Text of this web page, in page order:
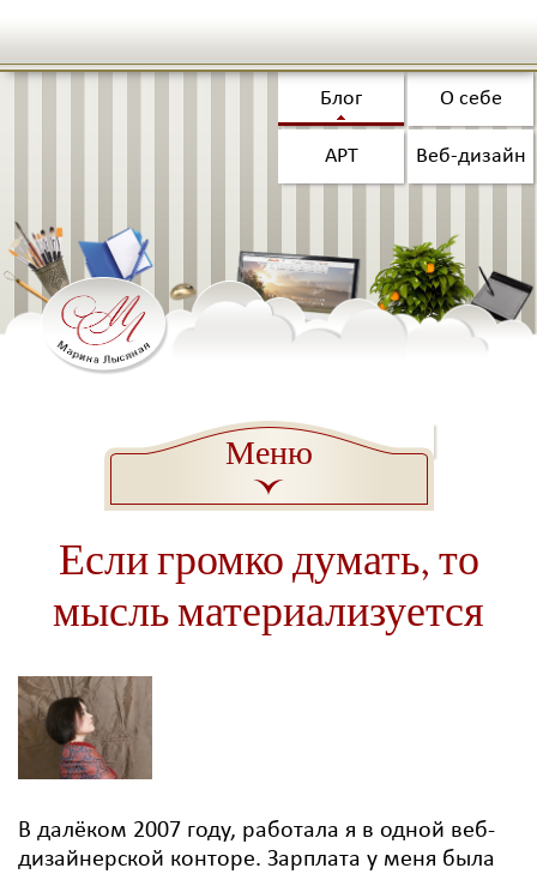
Блог О себе
АРТ Веб-дизайн
Меню
a
Если громко думать, то
мысль материализуется
В далёком 2007 году, работала я в одной веб-
дизайнерской конторе. Зарплата у меня была